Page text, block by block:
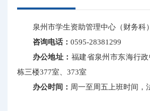
泉州市学生资助管理中心（财务科）
咨询电话： 0595-28381299
办公地址： 福建省泉州市东海行
栋三楼377室、373室
办公时间： 周一至周五上班时间，